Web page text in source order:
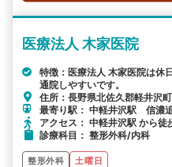
医療法人 木家医院
特徴：医療法人 木家医院は休
通院しやすいです。
住所：長野県北佐久郡軽井沢
最寄り駅： 中軽井沢駅 信濃
アクセス： 中軽井沢駅 から徒
診療科目： 整形外科/内科
整形外科 土曜日